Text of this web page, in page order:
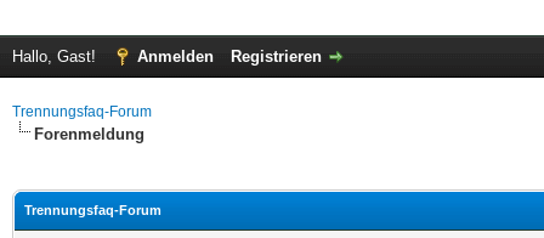
Hallo, Gast! Anmelden Registrieren
Trennungsfaq-Forum
Forenmeldung
Trennungsfaq-Forum